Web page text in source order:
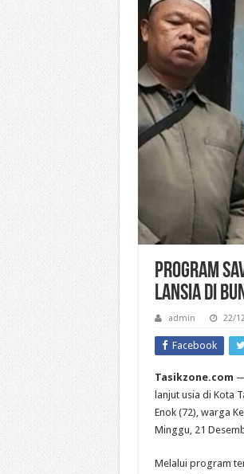
Program
Lansia di
admin 22/
Facebook
Tasikzone.com
lanjut usia di Kota
Enok (72), warga
Minggu, 21
Melalui program